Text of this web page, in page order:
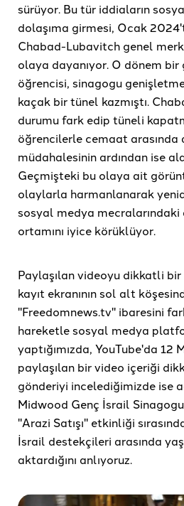
sürüyor. Bu tür iddiaların
dolaşıma girmesi, Ocak
Chabad-Lubavitch genel
olaya dayanıyor. O dönem
öğrencisi, sinagogu
kaçak bir tünel kazmıştı.
durumu fark edip tüneli
öğrencilerle cemaat arasında
müdahalesinin ardından ise
Geçmişteki bu olaya ait
olaylarla harmanlanarak
sosyal medya
ortamını iyice körüklüyor.
Paylaşılan videoyu dikkatli
kayıt ekranının sol alt
"Freedomnews.tv" ibaresini
hareketle sosyal medya
yaptığımızda, YouTube'da 12
paylaşılan bir video içeriği
gönderiyi incelediğimizde ise
Midwood Genç İsrail
"Arazi Satışı" etkinliği
İsrail destekçileri arasında
aktardığını anlıyoruz.